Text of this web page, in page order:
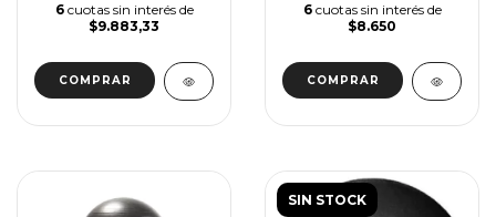
6 cuotas sin interés de
$9.883,33
6 cuotas sin interés de
$8.650
SIN STOCK